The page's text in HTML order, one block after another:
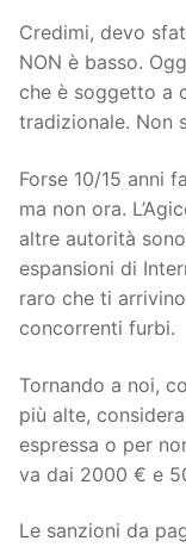
Credimi, devo
NON è basso.
che è soggetto a
tradizionale. Non
Forse 10/15 anni
ma non ora.
altre autorità
espansioni di
raro che ti
concorrenti furbi.
Tornando a noi,
più alte,
espressa o per
va dai 2000 € e
Le sanzioni da